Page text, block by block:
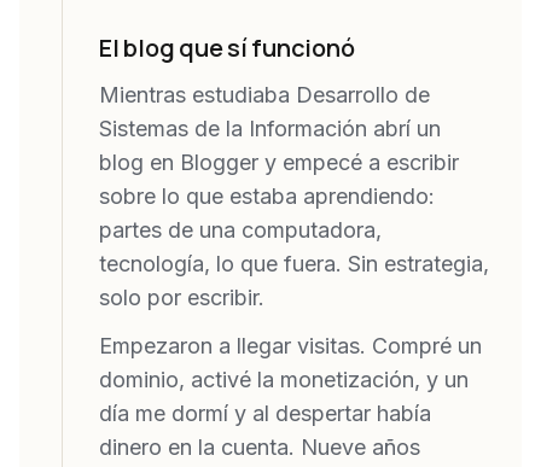
El blog que sí funcionó
Mientras estudiaba Desarrollo de
Sistemas de la Información abrí un
blog en Blogger y empecé a escribir
sobre lo que estaba aprendiendo:
partes de una computadora,
tecnología, lo que fuera. Sin estrategia,
solo por escribir.
Empezaron a llegar visitas. Compré un
dominio, activé la monetización, y un
día me dormí y al despertar había
dinero en la cuenta. Nueve años